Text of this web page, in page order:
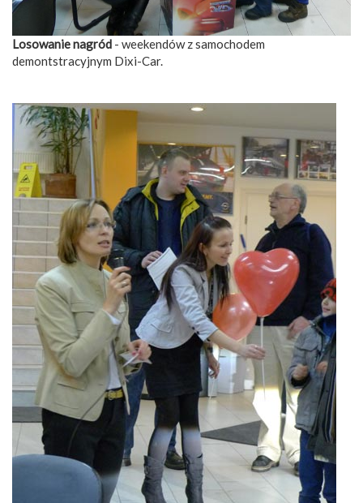
Losowanie nagród - weekendów z samochodem
demontstracyjnym Dixi-Car.